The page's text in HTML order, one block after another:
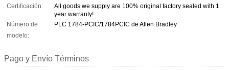
Certificación:
All goods we supply are 100% original factory sealed with 1
year warranty!
Número de
modelo:
PLC 1784-PCIC/1784PCIC de Allen Bradley
Pago y Envío Términos